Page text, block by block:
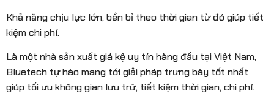
Khả năng chịu lực lớn, bền bỉ theo thời gian từ đó giúp tiết
kiệm chi phí.
Là một nhà sản xuất giá kệ uy tín hàng đầu tại Việt Nam,
Bluetech tự hào mang tới giải pháp trưng bày tốt nhất
giúp tối ưu không gian lưu trữ, tiết kiệm thời gian, chi phí.